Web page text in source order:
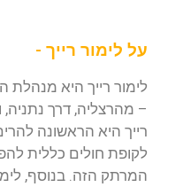
על לימור רייך -
לימור רייך היא מנהלת
– מהרצליה, דרך נתניה,
רייך היא הראשונה
לקופת חולים כללית
המרתק הזה. בנוסף,